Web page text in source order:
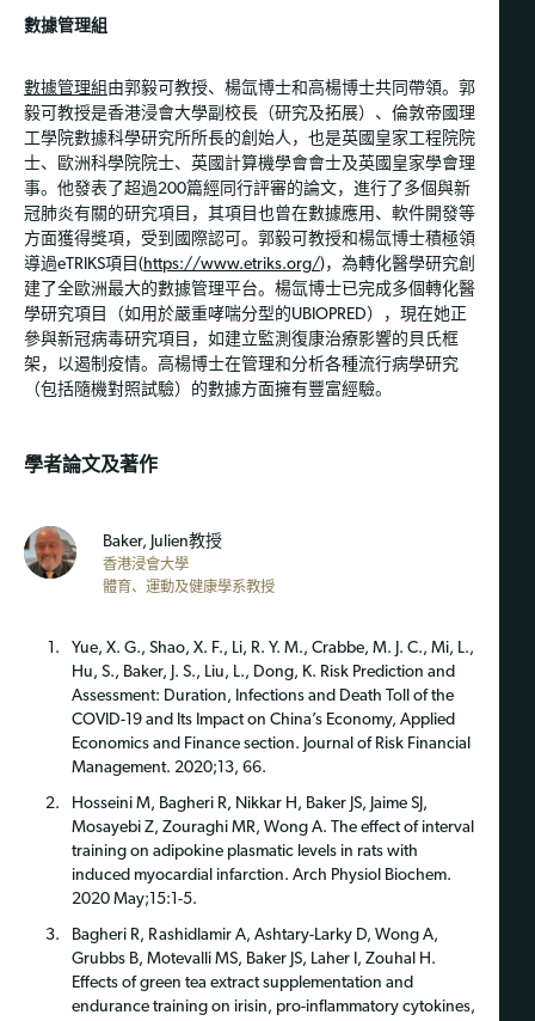
數據管理組
數據管理組 由郭毅可教授、楊氙博士和高楊博士共同帶領。郭
毅可教授是香港浸會大學副校長（研究及拓展）、倫敦帝國理
工學院數據科學研究所所長的創始人，也是英國皇家工程院院
士、歐洲科學院院士、英國計算機學會會士及英國皇家學會理
事。他發表了超過200篇經同行評審的論文，進行了多個與新
冠肺炎有關的研究項目，其項目也曾在數據應用、軟件開發等
方面獲得獎項，受到國際認可。郭毅可教授和楊氙博士積極領
導過eTRIKS項目(https://www.etriks.org/)，為轉化醫學研究創
建了全歐洲最大的數據管理平台。楊氙博士已完成多個轉化醫
學研究項目（如用於嚴重哮喘分型的UBIOPRED），現在她正
參與新冠病毒研究項目，如建立監測復康治療影響的貝氏框
架，以遏制疫情。高楊博士在管理和分析各種流行病學研究
（包括隨機對照試驗）的數據方面擁有豐富經驗。
學者論文及著作
Baker, Julien教授
香港浸會大學
體育、運動及健康學系教授
Yue, X. G., Shao, X. F., Li, R. Y. M., Crabbe, M. J. C., Mi, L.,
Hu, S., Baker, J. S., Liu, L., Dong, K. Risk Prediction and
Assessment: Duration, Infections and Death Toll of the
COVID-19 and Its Impact on China’s Economy, Applied
Economics and Finance section. Journal of Risk Financial
Management. 2020;13, 66.
Hosseini M, Bagheri R, Nikkar H, Baker JS, Jaime SJ,
Mosayebi Z, Zouraghi MR, Wong A. The effect of interval
training on adipokine plasmatic levels in rats with
induced myocardial infarction. Arch Physiol Biochem.
2020 May;15:1-5.
Bagheri R, Rashidlamir A, Ashtary-Larky D, Wong A,
Grubbs B, Motevalli MS, Baker JS, Laher I, Zouhal H.
Effects of green tea extract supplementation and
endurance training on irisin, pro-inflammatory cytokines,